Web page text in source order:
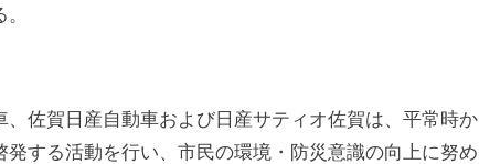
佐賀日産自動車および日産サティオ佐賀は、平常時か
する活動を行い、市民の環境・防災意識の向上に努め